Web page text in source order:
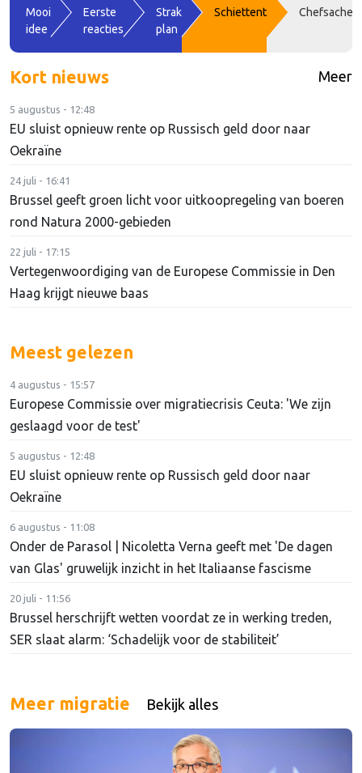
Mooi
idee
Eerste
reacties
Strak
plan
Schiettent Chefsache
Kort nieuws Meer
5 augustus - 12:48
EU sluist opnieuw rente op Russisch geld door naar
Oekraïne
24 juli - 16:41
Brussel geeft groen licht voor uitkoopregeling van boeren
rond Natura 2000-gebieden
22 juli - 17:15
Vertegenwoordiging van de Europese Commissie in Den
Haag krijgt nieuwe baas
Meest gelezen
4 augustus - 15:57
Europese Commissie over migratiecrisis Ceuta: 'We zijn
geslaagd voor de test'
5 augustus - 12:48
EU sluist opnieuw rente op Russisch geld door naar
Oekraïne
6 augustus - 11:08
Onder de Parasol | Nicoletta Verna geeft met 'De dagen
van Glas' gruwelijk inzicht in het Italiaanse fascisme
20 juli - 11:56
Brussel herschrijft wetten voordat ze in werking treden,
SER slaat alarm: ‘Schadelijk voor de stabiliteit’
Meer migratie Bekijk alles